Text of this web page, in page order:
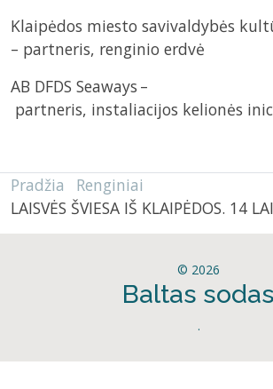
Klaipėdos miesto savivaldybės
– partneris, renginio erdvė
AB DFDS Seaways –
partneris, instaliacijos kelionės
Pradžia
Renginiai
LAISVĖS ŠVIESA IŠ KLAIPĖDOS. 14
© 2026
Baltas sodas
.